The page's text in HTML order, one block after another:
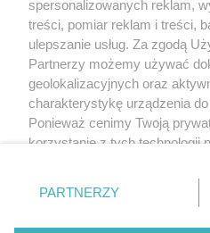
O nas
spersonalizowanych reklam,
treści, pomiar reklam i treści,
ulepszanie usług. Za zgodą
Partnerzy możemy używać
geolokalizacyjnych oraz
charakterystykę urządzenia
Ponieważ cenimy Twoją
korzystanie z tych technologii
zmienić/wycofać klikając
znajdujący się w lewym
rodzaje przetwarzania danych
PARTNERZY